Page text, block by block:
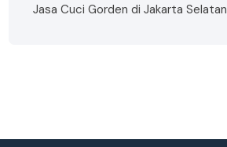
Jasa Cuci Gorden di Jakarta Selatan